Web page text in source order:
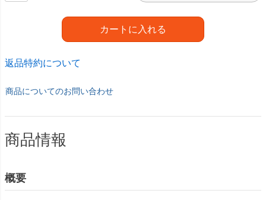
カートに入れる
返品特約について
商品についてのお問い合わせ
商品情報
概要